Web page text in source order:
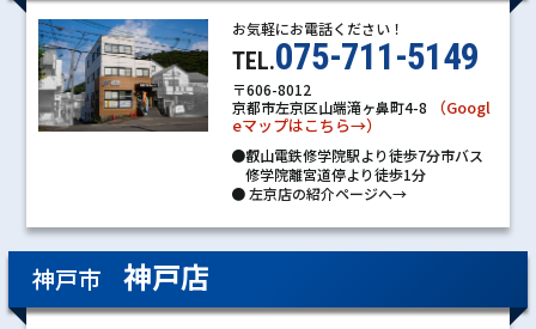
お気軽にお電話ください！
TEL.075-711-5149
〒606-8012
京都市左京区山端滝ヶ鼻町4-8
（Googl
eマップはこちら→）
●叡山電鉄修学院駅より徒歩7分市バス
修学院離宮道停より徒歩1分
●左京店の紹介ページへ→
神戸市 神戸店